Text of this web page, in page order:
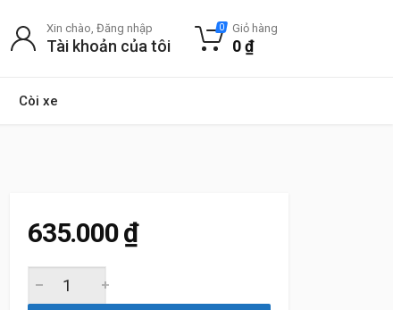
Còi xe
Xin chào, Đăng nhập
Tài khoản của tôi
0 Giỏ hàng
0₫
635.000₫